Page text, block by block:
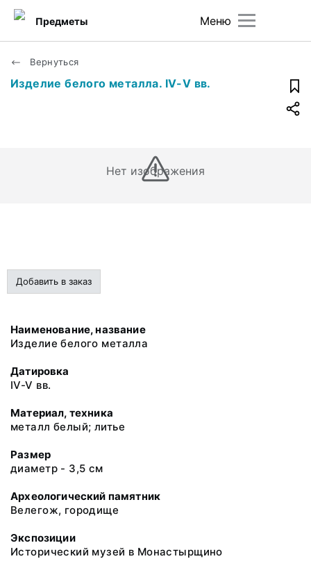
Меню
Предметы
Вернуться
Изделие белого металла. IV-V вв.
Нет изображения
Добавить в заказ
Наименование, название
Изделие белого металла
Датировка
IV-V вв.
Материал, техника
металл белый; литье
Размер
диаметр - 3,5 см
Археологический памятник
Велегож, городище
Экспозиции
Исторический музей в Монастырщино